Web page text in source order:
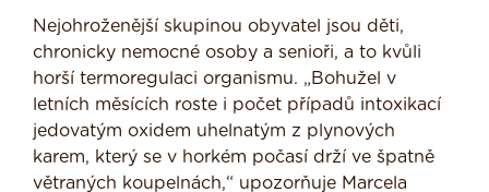
Nejohroženější skupinou obyvatel jsou děti,
chronicky nemocné osoby a senioři, a to kvůli
horší termoregulaci organismu. „Bohužel v
letních měsících roste i počet případů intoxikací
jedovatým oxidem uhelnatým z plynových
karem, který se v horkém počasí drží ve špatně
větraných koupelnách,“ upozorňuje Marcela